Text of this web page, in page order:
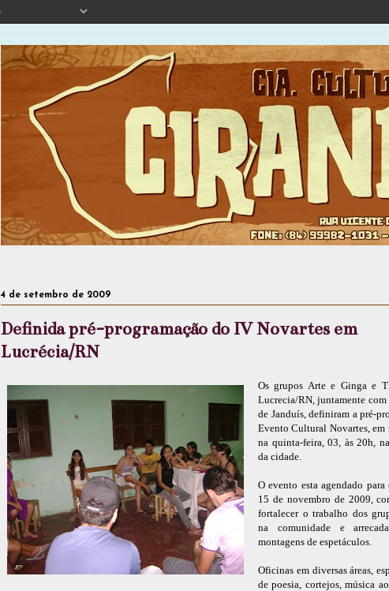
4 de setembro de 2009
Definida pré-programação do IV Novartes em
Lucrécia/RN
Os grupos Arte e Ginga e
Lucrecia/RN, juntamente
de Janduís, definiram a pré-
Evento Cultural Novartes, em
na quinta-feira, 03, às 20h,
da cidade.
O evento esta agendado
15 de novembro de 2009,
fortalecer o trabalho dos
na comunidade e
montagens de espetáculos.
Oficinas em diversas áreas,
de poesia, cortejos, música